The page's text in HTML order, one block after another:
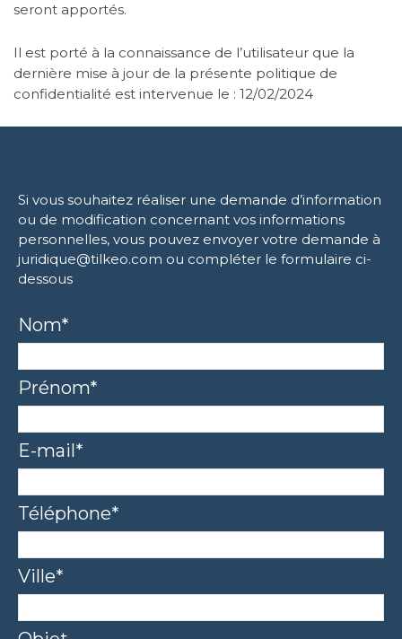
seront apportés.
Il est porté à la connaissance de l’utilisateur que la
dernière mise à jour de la présente politique de
confidentialité est intervenue le : 12/02/2024
Si vous souhaitez réaliser une demande d’information
ou de modification concernant vos informations
personnelles, vous pouvez envoyer votre demande à
juridique@tilkeo.com ou compléter le formulaire ci-
dessous
Nom*
Prénom*
E-mail*
Téléphone*
Ville*